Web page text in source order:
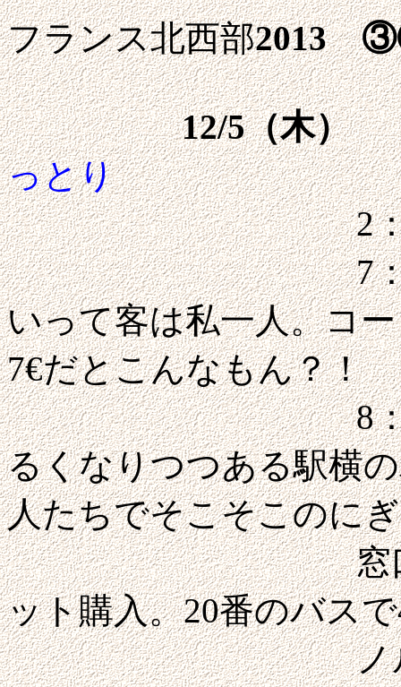
フランス北西部2013
12/5（木）
っとり
2：00に目が
7：30に2Fの
いって客は私一人。コ
7€だとこんなもん？！
8：25にチェ
るくなりつつある駅横
人たちでそこそこのに
窓口でオンフ
ット購入。20番のバス
ノルマンディ